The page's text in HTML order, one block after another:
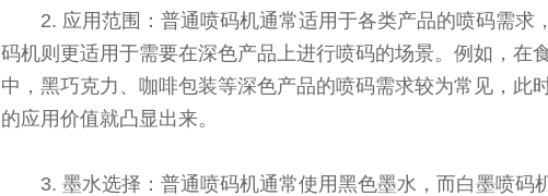
2. 应用范围：普通喷码机通常适用于各类产品的喷码需求
码机则更适用于需要在深色产品上进行喷码的场景。例如，在
中，黑巧克力、咖啡包装等深色产品的喷码需求较为常见，此
的应用价值就凸显出来。
3. 墨水选择：普通喷码机通常使用黑色墨水，而白墨喷码